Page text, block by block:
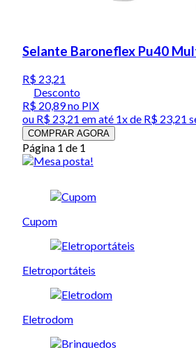
Selante Baroneflex Pu40
R$ 23,21
Desconto
R$ 20,89no PIX
ou R$ 23,21 em até 1x de R$ 23,21
COMPRAR AGORA
Página 1 de 1
Cupom
Eletroportáteis
Eletrodom